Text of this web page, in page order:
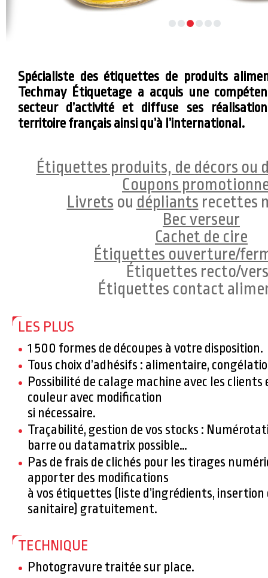
Spécialiste des étiquettes de produits
Techmay Étiquetage a acquis une
secteur d’activité et diffuse ses
territoire français ainsi qu’à l’international.
Étiquettes produits, de décors ou
Coupons
Livrets ou dépliants recettes
Bec verseur
Cachet de cire
Étiquettes ouverture/
Étiquettes recto/
Étiquettes contact
LES PLUS
1 500 formes de découpes à votre disposition.
Tous choix d’adhésifs : alimentaire,
Possibilité de calage machine avec les clients
couleur avec modification
si nécessaire.
Traçabilité, gestion de vos stocks :
barre ou datamatrix possible…
Pas de frais de clichés pour les tirages
apporter des modifications
à vos étiquettes (liste d’ingrédients, insertion
sanitaire) gratuitement.
TECHNIQUE
Photogravure traitée sur place.